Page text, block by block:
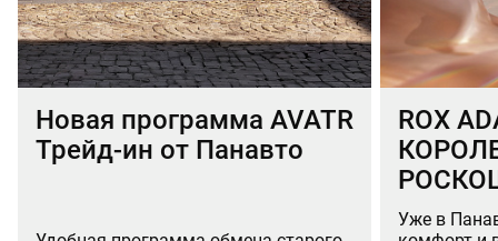
Новая программа AVATR
Трейд-ин от Панавто
ROX
Уже в